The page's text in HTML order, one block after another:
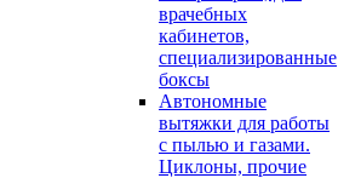
врачебных
кабинетов,
специализированные
боксы
Автономные
вытяжки для работы
с пылью и газами.
Циклоны, прочие